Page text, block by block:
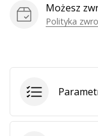
Możesz
Polityka